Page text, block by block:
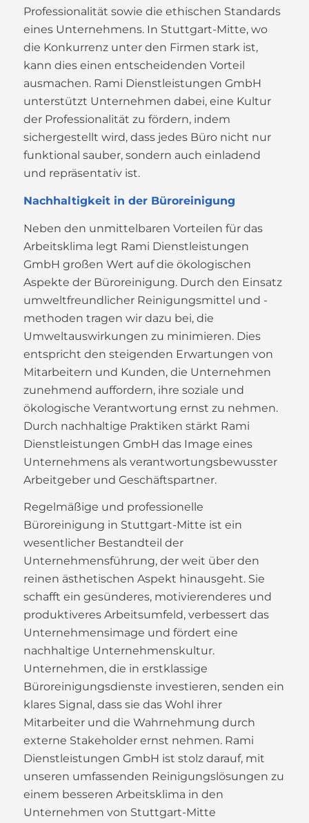
Professionalität sowie die ethischen Standards
eines Unternehmens. In Stuttgart-Mitte, wo
die Konkurrenz unter den Firmen stark ist,
kann dies einen entscheidenden Vorteil
ausmachen. Rami Dienstleistungen GmbH
unterstützt Unternehmen dabei, eine Kultur
der Professionalität zu fördern, indem
sichergestellt wird, dass jedes Büro nicht nur
funktional sauber, sondern auch einladend
und repräsentativ ist.
Nachhaltigkeit in der Büroreinigung
Neben den unmittelbaren Vorteilen für das
Arbeitsklima legt Rami Dienstleistungen
GmbH großen Wert auf die ökologischen
Aspekte der Büroreinigung. Durch den Einsatz
umweltfreundlicher Reinigungsmittel und -
methoden tragen wir dazu bei, die
Umweltauswirkungen zu minimieren. Dies
entspricht den steigenden Erwartungen von
Mitarbeitern und Kunden, die Unternehmen
zunehmend auffordern, ihre soziale und
ökologische Verantwortung ernst zu nehmen.
Durch nachhaltige Praktiken stärkt Rami
Dienstleistungen GmbH das Image eines
Unternehmens als verantwortungsbewusster
Arbeitgeber und Geschäftspartner.
Regelmäßige und professionelle
Büroreinigung in Stuttgart-Mitte ist ein
wesentlicher Bestandteil der
Unternehmensführung, der weit über den
reinen ästhetischen Aspekt hinausgeht. Sie
schafft ein gesünderes, motivierenderes und
produktiveres Arbeitsumfeld, verbessert das
Unternehmensimage und fördert eine
nachhaltige Unternehmenskultur.
Unternehmen, die in erstklassige
Büroreinigungsdienste investieren, senden ein
klares Signal, dass sie das Wohl ihrer
Mitarbeiter und die Wahrnehmung durch
externe Stakeholder ernst nehmen. Rami
Dienstleistungen GmbH ist stolz darauf, mit
unseren umfassenden Reinigungslösungen zu
einem besseren Arbeitsklima in den
Unternehmen von Stuttgart-Mitte